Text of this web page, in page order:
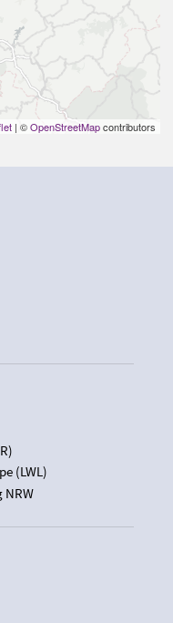
| ©OpenStreetMapcontributors
(LWL)
NRW